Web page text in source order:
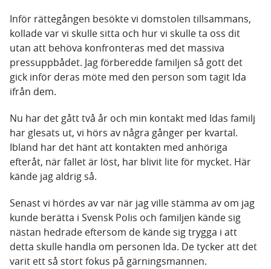
Inför rättegången besökte vi domstolen tillsammans,
kollade var vi skulle sitta och hur vi skulle ta oss dit
utan att behöva konfronteras med det massiva
pressuppbådet. Jag förberedde familjen så gott det
gick inför deras möte med den person som tagit Ida
ifrån dem.
Nu har det gått två år och min kontakt med Idas familj
har glesats ut, vi hörs av några gånger per kvartal.
Ibland har det hänt att kontakten med anhöriga
efteråt, när fallet är löst, har blivit lite för mycket. Här
kände jag aldrig så.
Senast vi hördes av var när jag ville stämma av om jag
kunde berätta i Svensk Polis och familjen kände sig
nästan hedrade eftersom de kände sig trygga i att
detta skulle handla om personen Ida. De tycker att det
varit ett så stort fokus på gärningsmannen.